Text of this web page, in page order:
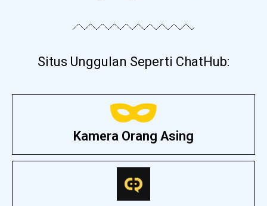
Situs Unggulan Seperti ChatHub:
Kamera Orang Asing